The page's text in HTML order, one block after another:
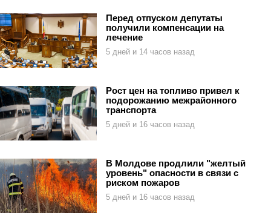
Перед отпуском депутаты
получили компенсации на
лечение
5 дней и 14 часов назад
Рост цен на топливо привел к
подорожанию межрайонного
транспорта
5 дней и 16 часов назад
В Молдове продлили "желтый
уровень" опасности в связи с
риском пожаров
5 дней и 16 часов назад